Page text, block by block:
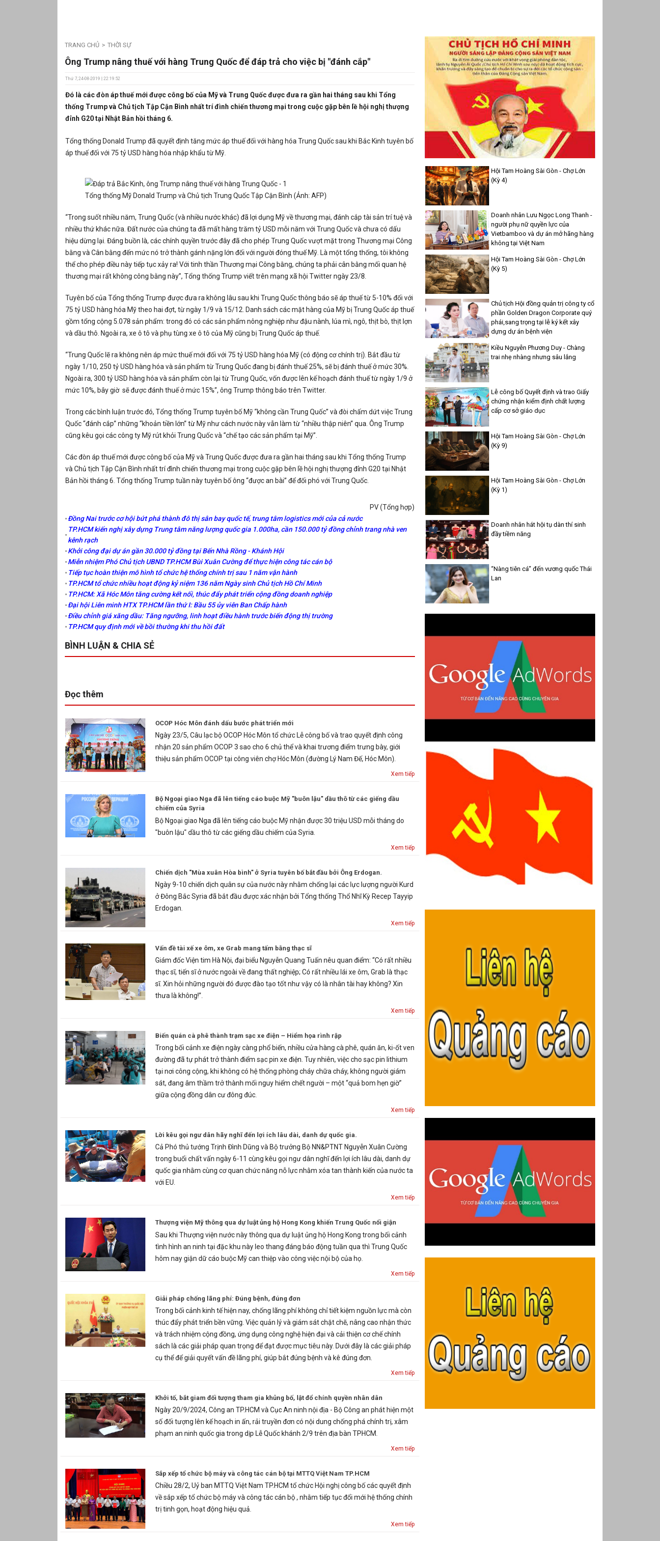
TRANG CHỦ THỜI SỰ
Ông Trump nâng thuế với hàng Trung Quốc để đáp trả cho việc bị "đánh cắp"
Thứ 7, 24-08-2019 | 22:19:52
Đó là các đòn áp thuế mới được công bố của Mỹ và Trung Quốc được đưa ra gần hai tháng sau khi Tổng
thống Trump và Chủ tịch Tập Cận Bình nhất trí đình chiến thương mại trong cuộc gặp bên lề hội nghị thượng
đỉnh G20 tại Nhật Bản hồi tháng 6.
Tổng thống Donald Trump đã quyết định tăng mức áp thuế đối với hàng hóa Trung Quốc sau khi Bắc Kinh tuyên bố
áp thuế đối với 75 tỷ USD hàng hóa nhập khẩu từ Mỹ.
Tổng thống Mỹ Donald Trump và Chủ tịch Trung Quốc Tập Cận Bình (Ảnh: AFP)
“Trong suốt nhiều năm, Trung Quốc (và nhiều nước khác) đã lợi dụng Mỹ về thương mại, đánh cắp tài sản trí tuệ và
nhiều thứ khác nữa. Đất nước của chúng ta đã mất hàng trăm tỷ USD mỗi năm với Trung Quốc và chưa có dấu
hiệu dừng lại. Đáng buồn là, các chính quyền trước đây đã cho phép Trung Quốc vượt mặt trong Thương mại Công
bằng và Cân bằng đến mức nó trở thành gánh nặng lớn đối với người đóng thuế Mỹ. Là một tổng thống, tôi không
thể cho phép điều này tiếp tục xảy ra! Với tinh thần Thương mại Công bằng, chúng ta phải cân bằng mối quan hệ
thương mại rất không công bằng này”, Tổng thống Trump viết trên mạng xã hội Twitter ngày 23/8.
Tuyên bố của Tổng thống Trump được đưa ra không lâu sau khi Trung Quốc thông báo sẽ áp thuế từ 5-10% đối với
75 tỷ USD hàng hóa Mỹ theo hai đợt, từ ngày 1/9 và 15/12. Danh sách các mặt hàng của Mỹ bị Trung Quốc áp thuế
gồm tổng cộng 5.078 sản phẩm: trong đó có các sản phẩm nông nghiệp như đậu nành, lúa mì, ngô, thịt bò, thịt lợn
và dầu thô. Ngoài ra, xe ô tô và phụ tùng xe ô tô của Mỹ cũng bị Trung Quốc áp thuế.
“Trung Quốc lẽ ra không nên áp mức thuế mới đối với 75 tỷ USD hàng hóa Mỹ (có động cơ chính trị). Bắt đầu từ
ngày 1/10, 250 tỷ USD hàng hóa và sản phẩm từ Trung Quốc đang bị đánh thuế 25%, sẽ bị đánh thuế ở mức 30%.
Ngoài ra, 300 tỷ USD hàng hóa và sản phẩm còn lại từ Trung Quốc, vốn được lên kế hoạch đánh thuế từ ngày 1/9 ở
mức 10%, bây giờ sẽ được đánh thuế ở mức 15%”, ông Trump thông báo trên Twitter.
Trong các bình luận trước đó, Tổng thống Trump tuyên bố Mỹ “không cần Trung Quốc” và đòi chấm dứt việc Trung
Quốc “đánh cắp” những “khoản tiền lớn” từ Mỹ như cách nước này vẫn làm từ “nhiều thập niên” qua. Ông Trump
cũng kêu gọi các công ty Mỹ rút khỏi Trung Quốc và “chế tạo các sản phẩm tại Mỹ”.
Các đòn áp thuế mới được công bố của Mỹ và Trung Quốc được đưa ra gần hai tháng sau khi Tổng thống Trump
và Chủ tịch Tập Cận Bình nhất trí đình chiến thương mại trong cuộc gặp bên lề hội nghị thượng đỉnh G20 tại Nhật
Bản hồi tháng 6. Tổng thống Trump tuần này tuyên bố ông “được an bài” để đối phó với Trung Quốc.
PV (Tổng hợp)
Đồng Nai trước cơ hội bứt phá thành đô thị sân bay quốc tế, trung tâm logistics mới của cả nước
TP.HCM kiến nghị xây dựng Trung tâm năng lượng quốc gia 1.000ha, cần 150.000 tỷ đồng chỉnh trang nhà ven
kênh rạch
Khởi công đại dự án gần 30.000 tỷ đồng tại Bến Nhà Rồng - Khánh Hội
Miễn nhiệm Phó Chủ tịch UBND TP.HCM Bùi Xuân Cường để thực hiện công tác cán bộ
Tiếp tục hoàn thiện mô hình tổ chức hệ thống chính trị sau 1 năm vận hành
TP.HCM tổ chức nhiều hoạt động kỷ niệm 136 năm Ngày sinh Chủ tịch Hồ Chí Minh
TP.HCM: Xã Hóc Môn tăng cường kết nối, thúc đẩy phát triển cộng đồng doanh nghiệp
Đại hội Liên minh HTX TP.HCM lần thứ I: Bầu 55 ủy viên Ban Chấp hành
Điều chỉnh giá xăng dầu: Tăng ngưỡng, linh hoạt điều hành trước biến động thị trường
TP.HCM quy định mới về bồi thường khi thu hồi đất
BÌNH LUẬN & CHIA SẺ
Đọc thêm
OCOP Hóc Môn đánh dấu bước phát triển mới
Ngày 23/5, Câu lạc bộ OCOP Hóc Môn tổ chức Lễ công bố và trao quyết định công
nhận 20 sản phẩm OCOP 3 sao cho 6 chủ thể và khai trương điểm trưng bày, giới
thiệu sản phẩm OCOP tại công viên chợ Hóc Môn (đường Lý Nam Đế, Hóc Môn).
Xem tiếp
Bộ Ngoại giao Nga đã lên tiếng cáo buộc Mỹ "buôn lậu" dầu thô từ các giếng dầu
chiếm của Syria
Bộ Ngoại giao Nga đã lên tiếng cáo buộc Mỹ nhận được 30 triệu USD mỗi tháng do
"buôn lậu" dầu thô từ các giếng dầu chiếm của Syria.
Xem tiếp
Chiến dịch "Mùa xuân Hòa bình" ở Syria tuyên bố bắt đầu bởi Ông Erdogan.
Ngày 9-10 chiến dịch quân sự của nước này nhằm chống lại các lực lượng người Kurd
ở Đông Bắc Syria đã bắt đầu được xác nhận bởi Tổng thống Thổ Nhĩ Kỳ Recep Tayyip
Erdogan.
Xem tiếp
Vấn đề tài xế xe ôm, xe Grab mang tấm bằng thạc sĩ
Giám đốc Viện tim Hà Nội, đại biểu Nguyễn Quang Tuấn nêu quan điểm: “Có rất nhiều
thạc sĩ, tiến sĩ ở nước ngoài về đang thất nghiệp; Có rất nhiều lái xe ôm, Grab là thạc
sĩ. Xin hỏi những người đó được đào tạo tốt như vậy có là nhân tài hay không? Xin
thưa là không!”.
Xem tiếp
Biến quán cà phê thành trạm sạc xe điện – Hiểm họa rình rập
Trong bối cảnh xe điện ngày càng phổ biến, nhiều cửa hàng cà phê, quán ăn, ki-ốt ven
đường đã tự phát trở thành điểm sạc pin xe điện. Tuy nhiên, việc cho sạc pin lithium
tại nơi công cộng, khi không có hệ thống phòng cháy chữa cháy, không người giám
sát, đang âm thầm trở thành mối nguy hiểm chết người – một “quả bom hẹn giờ”
giữa cộng đồng dân cư đông đúc.
Xem tiếp
Lời kêu gọi ngư dân hãy nghĩ đến lợi ích lâu dài, danh dự quốc gia.
Cả Phó thủ tướng Trịnh Đình Dũng và Bộ trưởng Bộ NN&PTNT Nguyễn Xuân Cường
trong buổi chất vấn ngày 6-11 cùng kêu gọi ngư dân nghĩ đến lợi ích lâu dài, danh dự
quốc gia nhằm cùng cơ quan chức năng nỗ lực nhằm xóa tan thành kiến của nước ta
với EU.
Xem tiếp
Thượng viện Mỹ thông qua dự luật ủng hộ Hong Kong khiến Trung Quốc nổi giận
Sau khi Thượng viện nước này thông qua dự luật ủng hộ Hong Kong trong bối cảnh
tình hình an ninh tại đặc khu này leo thang đáng báo động tuần qua thì Trung Quốc
hôm nay giận dữ cáo buộc Mỹ can thiệp vào công việc nội bộ của họ.
Xem tiếp
Giải pháp chống lãng phí: Đúng bệnh, đúng đơn
Trong bối cảnh kinh tế hiện nay, chống lãng phí không chỉ tiết kiệm nguồn lực mà còn
thúc đẩy phát triển bền vững. Việc quản lý và giám sát chặt chẽ, nâng cao nhận thức
và trách nhiệm cộng đồng, ứng dụng công nghệ hiện đại và cải thiện cơ chế chính
sách là các giải pháp quan trọng để đạt được mục tiêu này. Dưới đây là các giải pháp
cụ thể để giải quyết vấn đề lãng phí, giúp bắt đúng bệnh và kê đúng đơn.
Xem tiếp
Khởi tố, bắt giam đối tượng tham gia khủng bố, lật đổ chính quyền nhân dân
Ngày 20/9/2024, Công an TP.HCM và Cục An ninh nội địa - Bộ Công an phát hiện một
số đối tượng lên kế hoạch in ấn, rải truyền đơn có nội dung chống phá chính trị, xâm
phạm an ninh quốc gia trong dịp Lễ Quốc khánh 2/9 trên địa bàn TPHCM.
Xem tiếp
Sắp xếp tổ chức bộ máy và công tác cán bộ tại MTTQ Việt Nam TP.HCM
Chiều 28/2, Uỷ ban MTTQ Việt Nam TP.HCM tổ chức Hội nghị công bố các quyết định
về sắp xếp tổ chức bộ máy và công tác cán bộ , nhằm tiếp tục đổi mới hệ thống chính
trị tinh gọn, hoạt động hiệu quả.
Xem tiếp
Hội Tam Hoàng Sài Gòn - Chợ Lớn
(Kỳ 4)
Doanh nhân Lưu Ngọc Long Thanh -
người phụ nữ quyền lực của
Vietbamboo và dự án mở hãng hàng
không tại Việt Nam
Hội Tam Hoàng Sài Gòn - Chợ Lớn
(Kỳ 5)
Chủ tịch Hội đồng quản trị công ty cổ
phần Golden Dragon Corporate quý
phái,sang trọng tại lễ ký kết xây
dựng dự án bệnh viện
Kiều Nguyễn Phương Duy - Chàng
trai nhẹ nhàng nhưng sâu lắng
Lễ công bố Quyết định và trao Giấy
chứng nhận kiểm định chất lượng
cấp cơ sở giáo dục
Hội Tam Hoàng Sài Gòn - Chợ Lớn
(Kỳ 9)
Hội Tam Hoàng Sài Gòn - Chợ Lớn
(Kỳ 1)
Doanh nhân hát hội tụ dàn thí sinh
đầy tiềm năng
“Nàng tiên cá” đến vương quốc Thái
Lan